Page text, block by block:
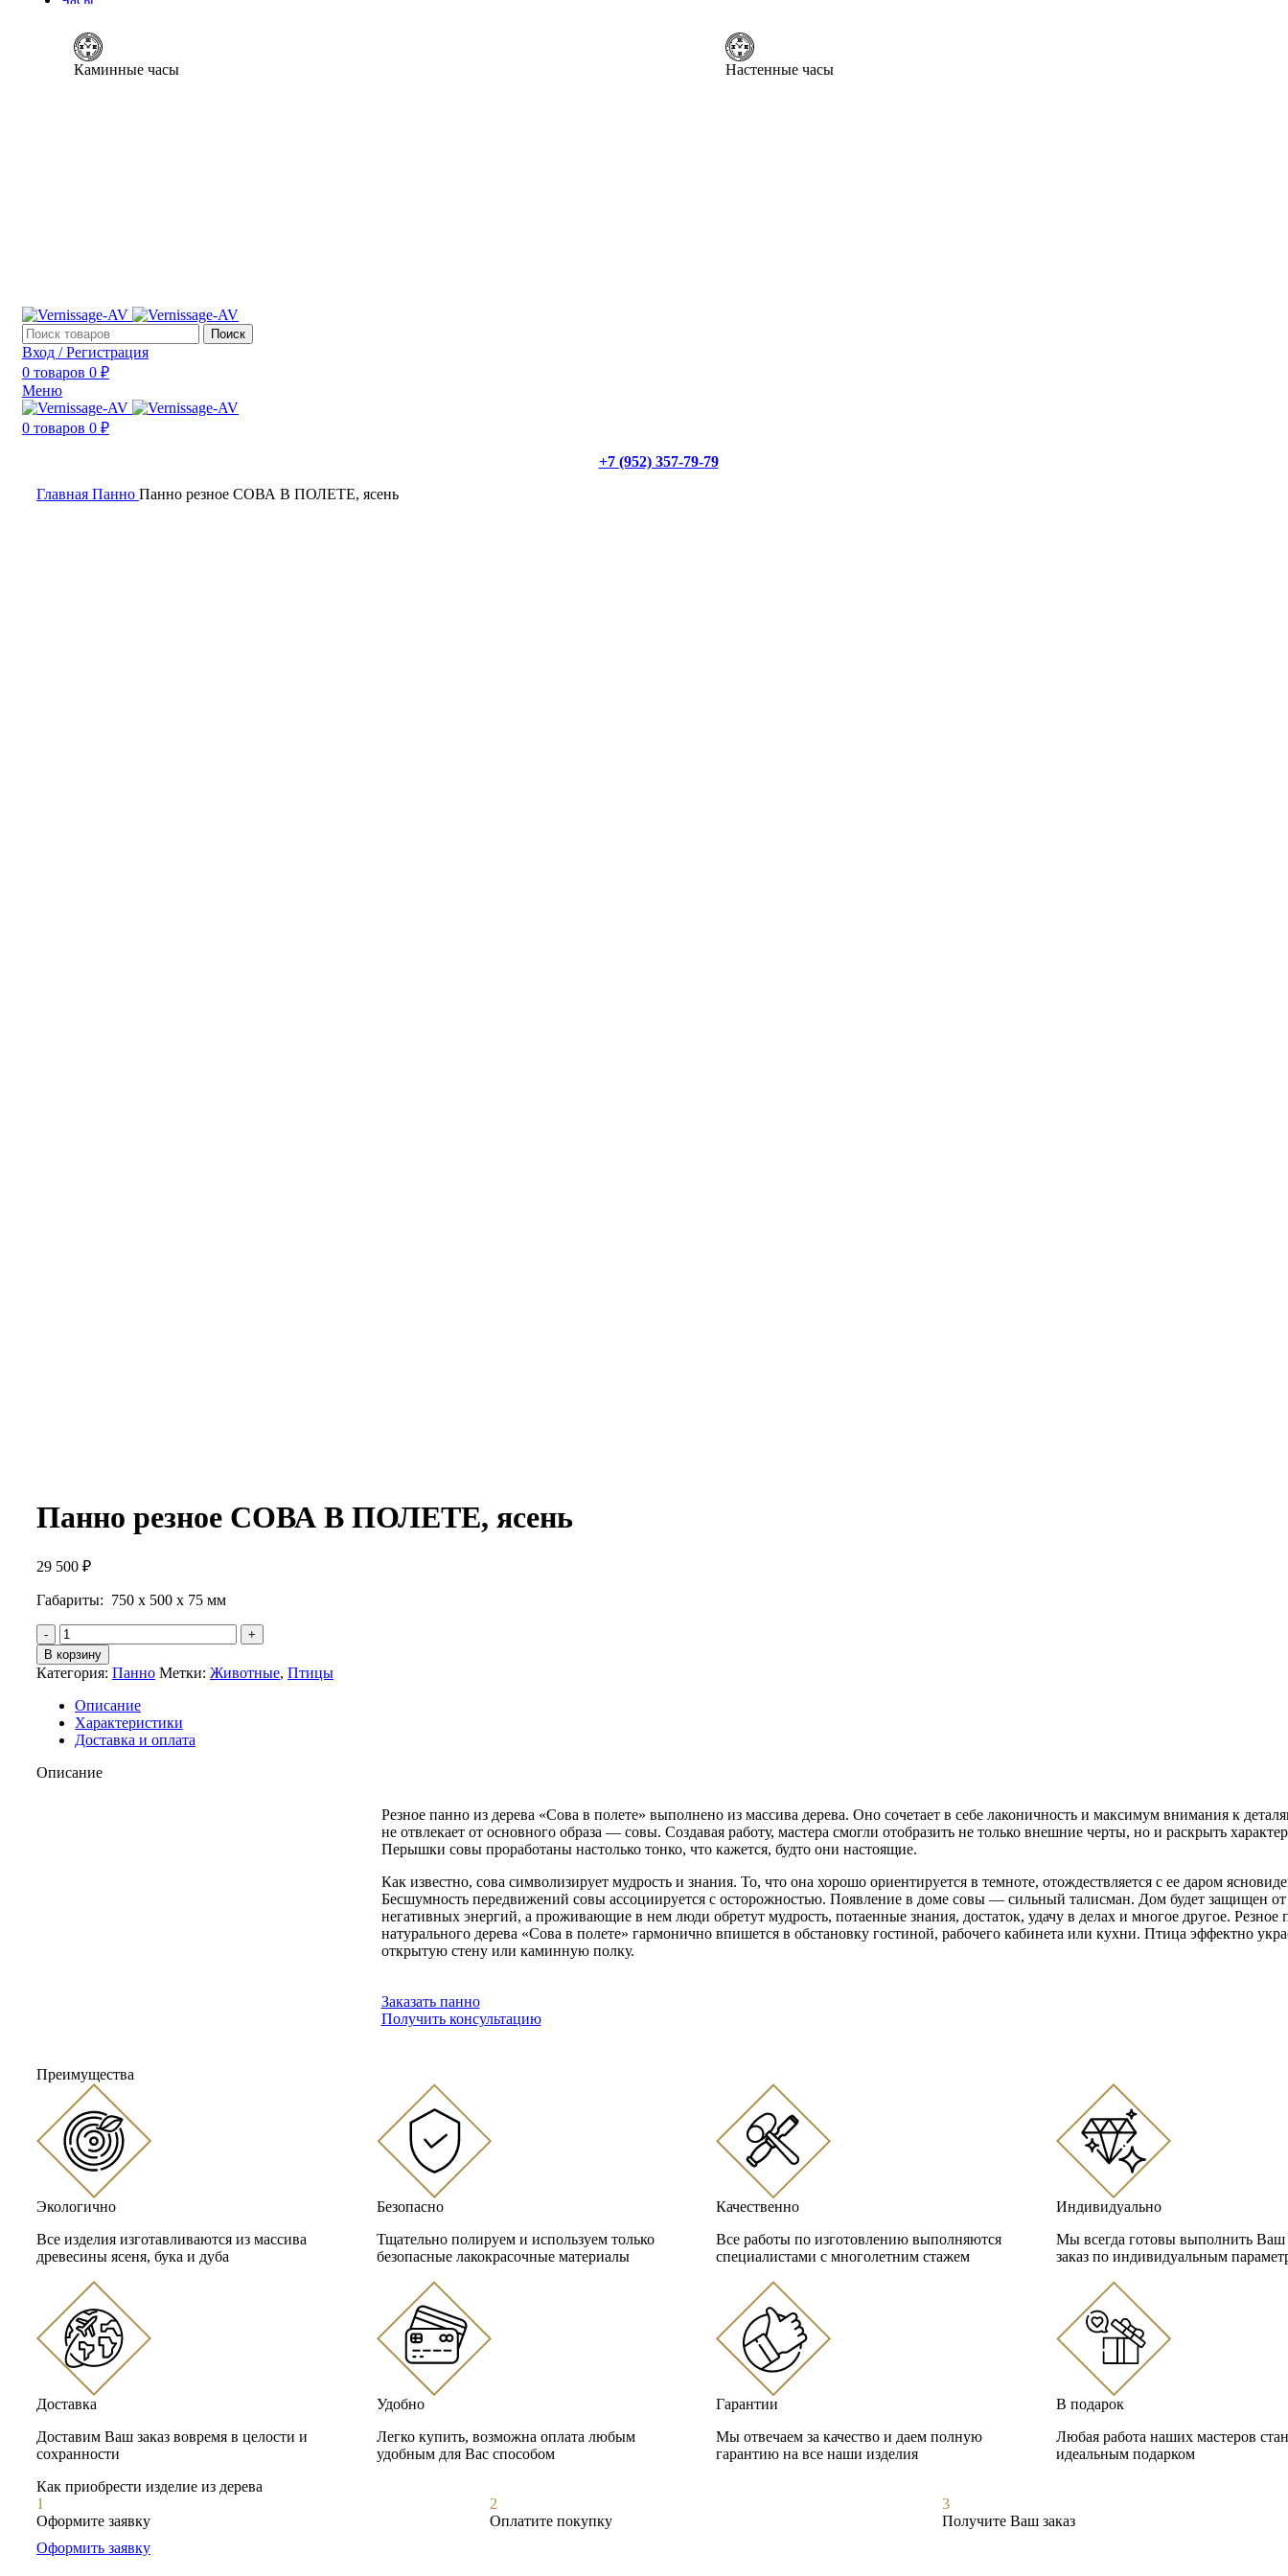
Каминные часы Настенные часы
Поиск
Вход / Регистрация
0 товаров 0 ₽
Меню
0 товаров 0 ₽
+7 (952) 357-79-79
Главная Панно Панно резное СОВА В ПОЛЕТЕ, ясень
Панно резное СОВА В ПОЛЕТЕ, ясень
29 500 ₽
Габариты: 750 х 500 х 75 мм
Количество
Панно
резное
СОВА
В
ПОЛЕТЕ,
ясень
В корзину
Категория: Панно Метки: Животные, Птицы
Описание
Характеристики
Доставка и оплата
Описание
Резное панно из дерева «Сова в полете» выполнено из массива дерева. Оно сочетает в себе лаконичность и максимум внимания к
не отвлекает от основного образа — совы. Создавая работу, мастера смогли отобразить не только внешние черты, но и раскрыть
Перышки совы проработаны настолько тонко, что кажется, будто они настоящие.
Как известно, сова символизирует мудрость и знания. То, что она хорошо ориентируется в темноте, отождествляется с ее даром
Бесшумность передвижений совы ассоциируется с осторожностью. Появление в доме совы — сильный талисман. Дом будет защищен от
негативных энергий, а проживающие в нем люди обретут мудрость, потаенные знания, достаток, удачу в делах и многое другое. Резное
натурального дерева «Сова в полете» гармонично впишется в обстановку гостиной, рабочего кабинета или кухни. Птица эффектно
открытую стену или каминную полку.
Заказать панно
Получить консультацию
Преимущества
Экологично
Все изделия изготавливаются из массива
древесины ясеня, бука и дуба
Безопасно
Тщательно полируем и используем только
безопасные лакокрасочные материалы
Качественно
Все работы по изготовлению выполняются
специалистами с многолетним стажем
Индивидуально
Мы всегда готовы выполнить Ваш
заказ по индивидуальным
Доставка
Доставим Ваш заказ вовремя в целости и
сохранности
Удобно
Легко купить, возможна оплата любым
удобным для Вас способом
Гарантии
Мы отвечаем за качество и даем полную
гарантию на все наши изделия
В подарок
Любая работа наших мастеров
идеальным подарком
Как приобрести изделие из дерева
1
Оформите заявку
Оформить заявку
2
Оплатите покупку
3
Получите Ваш заказ